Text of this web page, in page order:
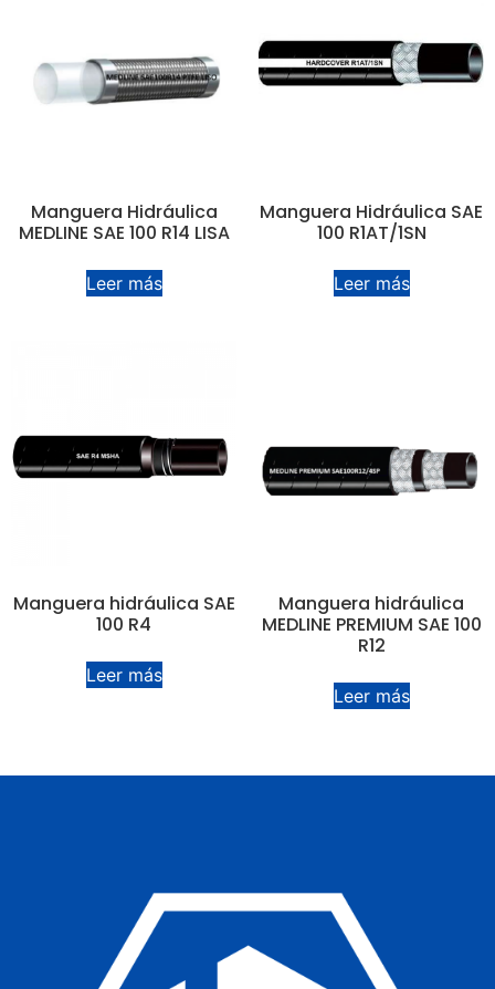
Manguera Hidráulica
MEDLINE SAE 100 R14 LISA
Leer más
Manguera Hidráulica SAE
100 R1AT/1SN
Leer más
Manguera hidráulica SAE
100 R4
Leer más
Manguera hidráulica
MEDLINE PREMIUM SAE 100
R12
Leer más